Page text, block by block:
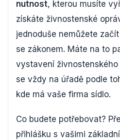
nutnost, kterou musíte
získáte živnostenské
jednoduše nemůžete
se zákonem. Máte na to
vystavení
se vždy na úřadě podle
kde má vaše firma sídlo.
Co budete potřebovat?
přihlášku s vašimi